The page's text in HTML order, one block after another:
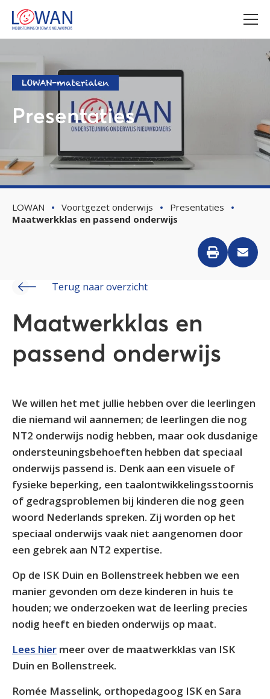
LOWAN-materialen
Presentaties
LOWAN Voortgezet onderwijs
Presentaties
Maatwerkklas en passend onderwijs
Terug naar overzicht
Maatwerkklas en
passend onderwijs
We willen het met jullie hebben over die leerlingen
die niemand wil aannemen; de leerlingen die nog
NT2 onderwijs nodig hebben, maar ook dusdanige
ondersteuningsbehoeften hebben dat speciaal
onderwijs passend is. Denk aan een visuele of
fysieke beperking, een taalontwikkelingsstoornis
of gedragsproblemen bij kinderen die nog geen
woord Nederlands spreken. Zij worden op het
speciaal onderwijs vaak niet aangenomen door
een gebrek aan NT2 expertise.
Op de ISK Duin en Bollenstreek hebben we een
manier gevonden om deze kinderen in huis te
houden; we onderzoeken wat de leerling precies
nodig heeft en bieden onderwijs op maat.
Lees hier meer over de maatwerkklas van ISK
Duin en Bollenstreek.
Romée Masselink, orthopedagoog ISK en Sara